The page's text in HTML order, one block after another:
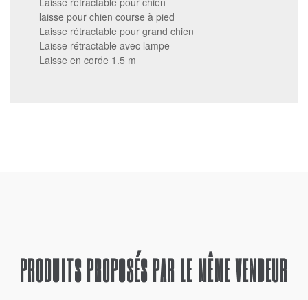
laisse pour chien course à pied
Laisse rétractable pour grand chien
Laisse rétractable avec lampe
Laisse en corde 1.5 m
PRODUITS PROPOSÉS PAR LE MÊME VENDEUR